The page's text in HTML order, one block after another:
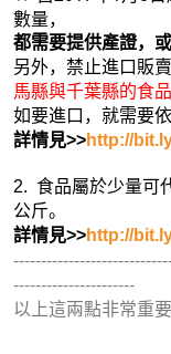
數量，
都需要提供產證，
另外，禁止進口販
馬縣與千葉縣的食品
如要進口，就需要
詳情見>>http://
2. 食品屬於少量可
公斤。
詳情見>>http://
----------------------
以上這兩點非常重